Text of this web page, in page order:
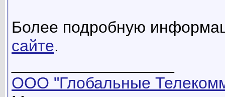
Более подробную
сайте.
ООО "Глобальные